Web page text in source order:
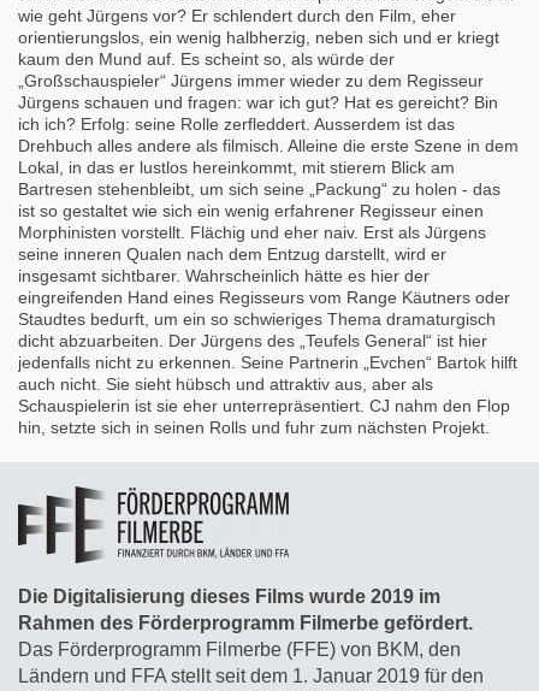
wie geht Jürgens vor? Er schlendert durch den Film, eher
orientierungslos, ein wenig halbherzig, neben sich und er kriegt
kaum den Mund auf. Es scheint so, als würde der
„Großschauspieler“ Jürgens immer wieder zu dem Regisseur
Jürgens schauen und fragen: war ich gut? Hat es gereicht? Bin
ich ich? Erfolg: seine Rolle zerfleddert. Ausserdem ist das
Drehbuch alles andere als filmisch. Alleine die erste Szene in dem
Lokal, in das er lustlos hereinkommt, mit stierem Blick am
Bartresen stehenbleibt, um sich seine „Packung“ zu holen - das
ist so gestaltet wie sich ein wenig erfahrener Regisseur einen
Morphinisten vorstellt. Flächig und eher naiv. Erst als Jürgens
seine inneren Qualen nach dem Entzug darstellt, wird er
insgesamt sichtbarer. Wahrscheinlich hätte es hier der
eingreifenden Hand eines Regisseurs vom Range Käutners oder
Staudtes bedurft, um ein so schwieriges Thema dramaturgisch
dicht abzuarbeiten. Der Jürgens des „Teufels General“ ist hier
jedenfalls nicht zu erkennen. Seine Partnerin „Evchen“ Bartok hilft
auch nicht. Sie sieht hübsch und attraktiv aus, aber als
Schauspielerin ist sie eher unterrepräsentiert. CJ nahm den Flop
hin, setzte sich in seinen Rolls und fuhr zum nächsten Projekt.
Die Digitalisierung dieses Films wurde 2019 im
Rahmen des Förderprogramm Filmerbe gefördert.
Das Förderprogramm Filmerbe (FFE) von BKM, den
Ländern und FFA stellt seit dem 1. Januar 2019 für den